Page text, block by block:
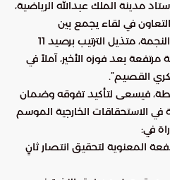
مدينة الملك عبدالله الرياضية،
في لقاء يجمع بين
طموحات البقاء وكبرياء الكبار. النجمة، متذيل الترتيب برصيد 11
بعد فوزه الأخير، آملاً في
القصيم”.
الذي يمتلك 46 نقطة، فيسعى لتأكيد تفوقه وضمان
الاستحقاقات الخارجية الموسم
في:
المعنوية لتحقيق انتصار ثانٍ